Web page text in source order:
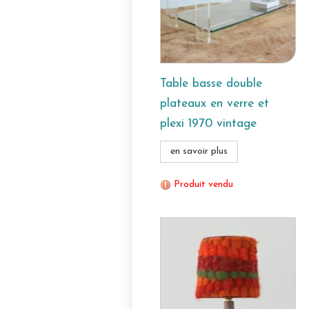
Table basse double
plateaux en verre et
plexi 1970 vintage
en savoir plus
Produit vendu